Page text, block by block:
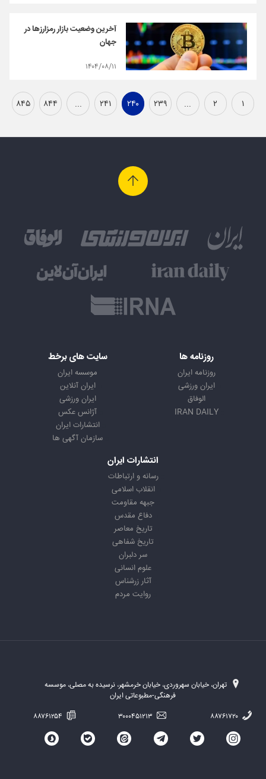
آخرین وضعیت بازار رمزارزها در
جهان
۱۴۰۴/۰۸/۱۱
۱ ۲ ... ۲۳۹ ۲۴۰ ۲۴۱ ... ۸۴۴ ۸۴۵
روزنامه ها
روزنامه ایران
ایران ورزشی
الوفاق
IRAN DAILY
سایت های برخط
موسسه ایران
ایران آنلاین
ایران ورزشی
آژانس عکس
انتشارات ایران
سازمان آگهی ها
انتشارات ایران
رسانه و ارتباطات
انقلاب اسلامی
جبهه مقاومت
دفاع مقدس
تاریخ معاصر
تاریخ شفاهی
سر دلبران
علوم انسانی
آثار زرشناس
روایت مردم
تهران، خیابان سهروردی، خیابان خرمشهر، نرسیده به مصلی، موسسه
فرهنگی-مطبوعاتی ایران